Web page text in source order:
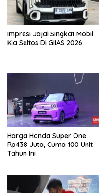
Impresi Jajal Singkat Mobil
Kia Seltos Di GIIAS 2026
Harga Honda Super One
Rp438 Juta, Cuma 100 Unit
Tahun Ini